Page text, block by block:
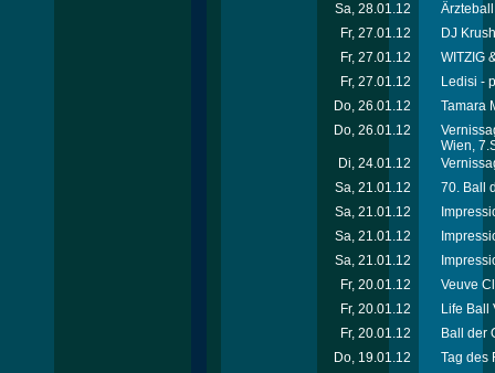
Sa, 28.01.12
Fr, 27.01.12
DJ
Fr, 27.01.12
WITZIG
Fr, 27.01.12
Ledisi -
Do, 26.01.12
Tamara
Do, 26.01.12
Wien,
Di, 24.01.12
Sa, 21.01.12
70. Ball
Sa, 21.01.12
Sa, 21.01.12
Sa, 21.01.12
Fr, 20.01.12
Veuve
Fr, 20.01.12
Life Ball
Fr, 20.01.12
Ball der
Do, 19.01.12
Tag des